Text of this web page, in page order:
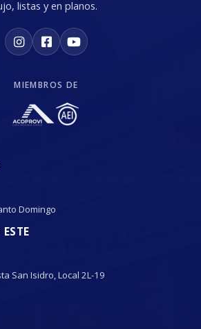
listas y en planos.
MIEMBROS DE
Domingo
San Isidro, Local 2L-19